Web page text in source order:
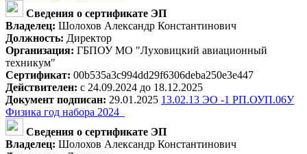
Сведения о сертификате ЭП
Владелец: Шолохов Александр Константинович
Должность: Директор
Организация: ГБПОУ МО "Луховицкий авиационный
техникум"
Сертификат: 00b535a3c994dd29f6306deba250e3e447
Действителен: с 24.09.2024 до 18.12.2025
Документ подписан: 29.01.2025 13.02.13 ЭО -1 РП.ОУП.06У
Физика год набора 2024_
Сведения о сертификате ЭП
Владелец: Шолохов Александр Константинович